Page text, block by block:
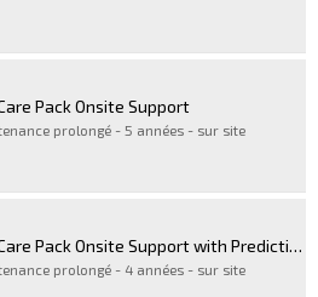
Pack Onsite Support
prolongé - 5 années - sur site
Electronic HP Care Pack Onsite Support with Predictive Detection Alerts
prolongé - 4 années - sur site